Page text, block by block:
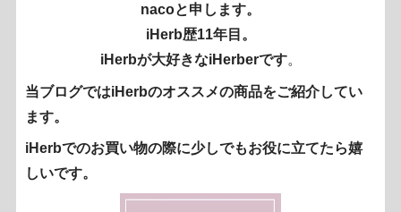
nacoと申します。
iHerb歴11年目。
iHerbが大好きなiHerberです。
当ブログではiHerbのオススメの商品をご紹介してい
ます。
iHerbでのお買い物の際に少しでもお役に立てたら嬉
しいです。